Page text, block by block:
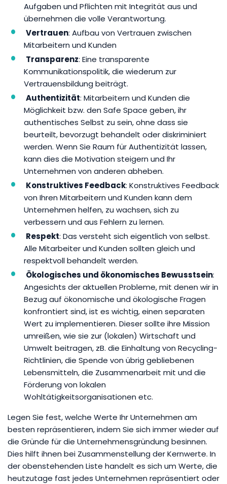
Aufgaben und Pflichten mit Integrität aus und
übernehmen die volle Verantwortung.
Vertrauen: Aufbau von Vertrauen zwischen
Mitarbeitern und Kunden
Transparenz: Eine transparente
Kommunikationspolitik, die wiederum zur
Vertrauensbildung beiträgt.
Authentizität: Mitarbeitern und Kunden die
Möglichkeit bzw. den Safe Space geben, ihr
authentisches Selbst zu sein, ohne dass sie
beurteilt, bevorzugt behandelt oder diskriminiert
werden. Wenn Sie Raum für Authentizität lassen,
kann dies die Motivation steigern und Ihr
Unternehmen von anderen abheben.
Konstruktives Feedback: Konstruktives Feedback
von Ihren Mitarbeitern und Kunden kann dem
Unternehmen helfen, zu wachsen, sich zu
verbessern und aus Fehlern zu lernen.
Respekt: Das versteht sich eigentlich von selbst.
Alle Mitarbeiter und Kunden sollten gleich und
respektvoll behandelt werden.
Ökologisches und ökonomisches Bewusstsein:
Angesichts der aktuellen Probleme, mit denen wir in
Bezug auf ökonomische und ökologische Fragen
konfrontiert sind, ist es wichtig, einen separaten
Wert zu implementieren. Dieser sollte ihre Mission
umreißen, wie sie zur (lokalen) Wirtschaft und
Umwelt beitragen, zB. die Einhaltung von Recycling-
Richtlinien, die Spende von übrig gebliebenen
Lebensmitteln, die Zusammenarbeit mit und die
Förderung von lokalen
Wohltätigkeitsorganisationen etc.
Legen Sie fest, welche Werte Ihr Unternehmen am
besten repräsentieren, indem Sie sich immer wieder auf
die Gründe für die Unternehmensgründung besinnen.
Dies hilft ihnen bei Zusammenstellung der Kernwerte. In
der obenstehenden Liste handelt es sich um Werte, die
heutzutage fast jedes Unternehmen repräsentiert oder